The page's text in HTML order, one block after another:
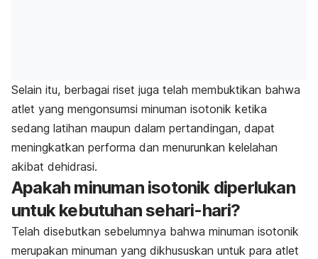
Selain itu, berbagai riset juga telah membuktikan bahwa
atlet yang mengonsumsi minuman isotonik ketika
sedang latihan maupun dalam pertandingan, dapat
meningkatkan performa dan menurunkan kelelahan
akibat dehidrasi.
Apakah minuman isotonik diperlukan
untuk kebutuhan sehari-hari?
Telah disebutkan sebelumnya bahwa minuman isotonik
merupakan minuman yang dikhususkan untuk para atlet